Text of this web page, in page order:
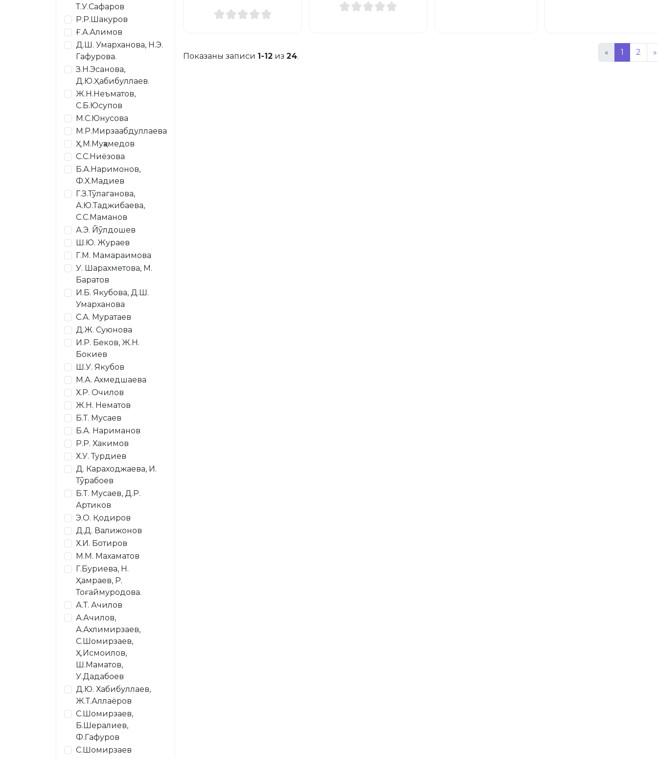
Т.У.Сафаров
Р.Р.Шакуров
Ғ.А.Алимов
Д.Ш. Умарханова, Н.Э.
Гафурова.
З.Н.Эсанова,
Д.Ю.Ҳабибуллаев.
Ж.Н.Неъматов,
С.Б.Юсупов
М.С.Юнусова
М.Р.Мирзаабдуллаева
Ҳ.М.Муҳамедов
С.С.Ниёзова
Б.А.Наримонов,
Ф.Х.Мадиев
Г.З.Тўлаганова,
А.Ю.Таджибаева,
С.С.Маманов
А.Э. Йўлдошев
Ш.Ю. Жураев
Г.М. Мамараимова
У. Шарахметова, М.
Баратов
И.Б. Якубова, Д.Ш.
Умарханова
С.А. Муратаев
Д.Ж. Суюнова
И.Р. Беков, Ж.Н.
Бокиев
Ш.У. Якубов
М.А. Ахмедшаева
Х.Р. Очилов
Ж.Н. Нематов
Б.Т. Мусаев
Б.А. Нариманов
Р.Р. Хакимов
Х.У. Турдиев
Д. Караходжаева, И.
Тўрабоев
Б.Т. Мусаев, Д.Р.
Артиков
Э.О. Қодиров
Д.Д. Валижонов
Х.И. Ботиров
М.М. Махаматов
Г.Буриева, Н.
Ҳамраев, Р.
Тоғаймуродова.
А.Т. Ачилов
А.Ачилов,
А.Ахлимирзаев,
С.Шомирзаев,
Ҳ.Исмоилов,
Ш.Маматов,
У.Дадабоев
Д.Ю. Хабибуллаев,
Ж.Т.Аллаёров
С.Шомирзаев,
Б.Шералиев,
Ф.Гафуров
С.Шомирзаев
Показаны записи 1-12 из 24. « 1 2 »